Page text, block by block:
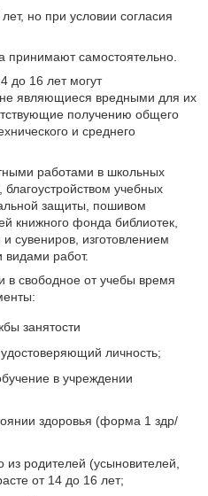
но при условии согласия
принимают самостоятельно.
до 16 лет могут
не являющиеся вредными для их
получению общего
и среднего
работами в школьных
учебных
защиты, пошивом
книжного фонда библиотек,
сувениров, изготовлением
видами работ.
в свободное от учебы время
занятости
личность;
в учреждении
здоровья (форма 1 здр/
из родителей (усыновителей,
от 14 до 16 лет;